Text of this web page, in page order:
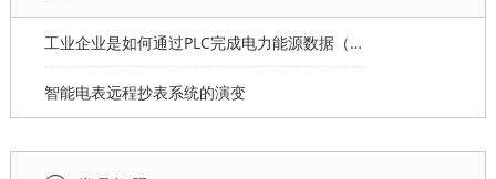
工业企业是如何通过PLC完成电力能源数据（智能电表数据）的远程抄表呢？
智能电表远程抄表系统的演变